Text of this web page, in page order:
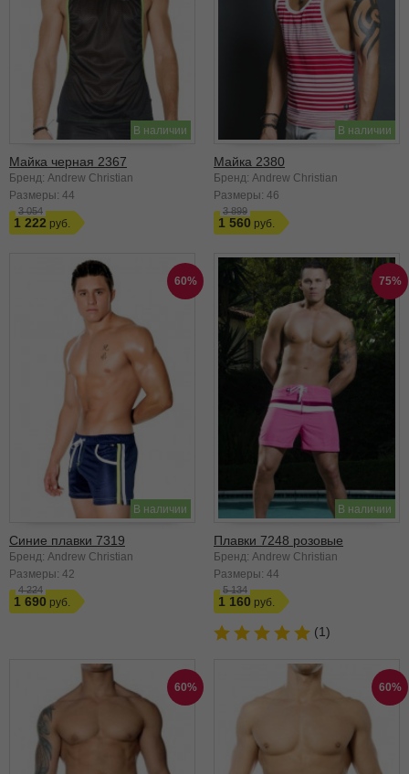
В наличии
Майка черная 2367
Бренд: Andrew Christian
Размеры: 44
3 054
1 222
В наличии
Майка 2380
Бренд: Andrew Christian
Размеры: 46
3 899
1 560
60%
В наличии
Синие плавки 7319
Бренд: Andrew Christian
Размеры: 42
4 224
1 690
75%
В наличии
Плавки 7248 розовые
Бренд: Andrew Christian
Размеры: 44
5 134
1 160
(1)
60% 60%